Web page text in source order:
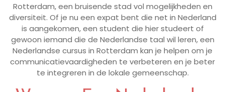
Rotterdam, een bruisende stad vol mogelijkheden en
diversiteit. Of je nu een expat bent die net in Nederland
is aangekomen, een student die hier studeert of
gewoon iemand die de Nederlandse taal wil leren, een
Nederlandse cursus in Rotterdam kan je helpen om je
communicatievaardigheden te verbeteren en je beter
te integreren in de lokale gemeenschap.